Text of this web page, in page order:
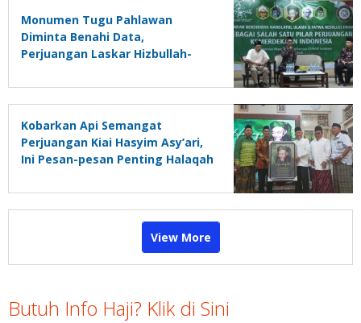
Monumen Tugu Pahlawan
Diminta Benahi Data,
Perjuangan Laskar Hizbullah-
Kobarkan Api Semangat
Perjuangan Kiai Hasyim Asy’ari,
Ini Pesan-pesan Penting Halaqah
View More
Butuh Info Haji? Klik di Sini